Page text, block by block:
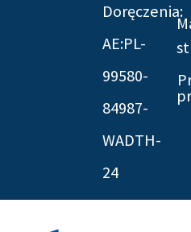
Doręczenia:
AE:PL-
99580-
84987-
WADTH-
24